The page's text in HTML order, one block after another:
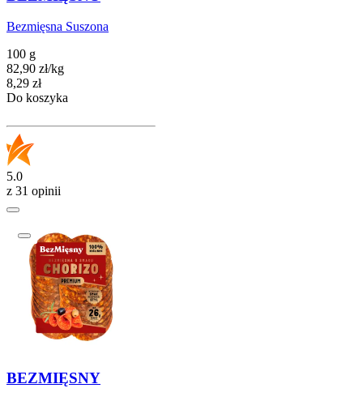
Bezmięsna Suszona
100 g
82,90 zł/kg
Cena
8,29 zł
Do koszyka
5.0
z 31 opinii
BEZMIĘSNY